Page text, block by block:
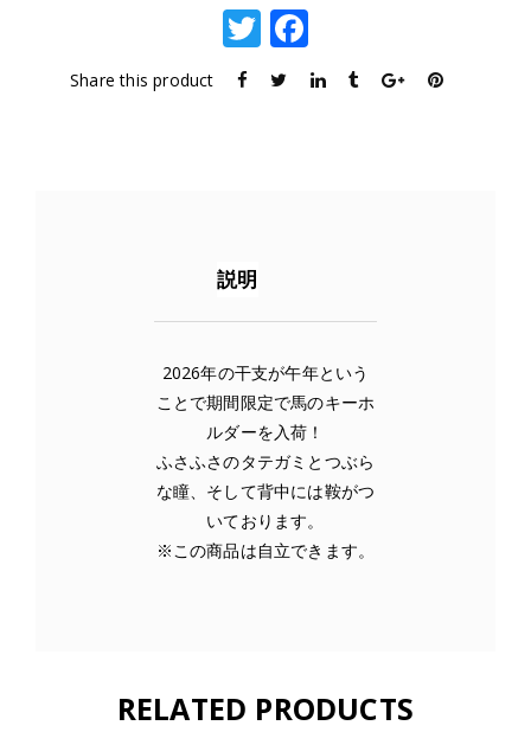
ッ
T
w
it
a
c
Share this product
説明
2026年の干支が午年という
ことで期間限定で馬のキーホ
ルダーを入荷！
ふさふさのタテガミとつぶら
な瞳、そして背中には鞍がつ
いております。
※この商品は自立できます。
RELATED PRODUCTS